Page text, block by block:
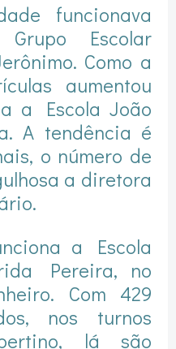
funcionava
Escolar
Como a
aumentou
a Escola João
A tendência é
o número de
a diretora
a Escola
Pereira, no
Com 429
nos turnos
lá são